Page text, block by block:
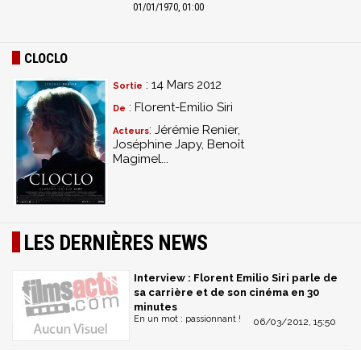
01/01/1970, 01:00
CLOCLO
Sortie : 14 Mars 2012
De : Florent-Emilio Siri
Acteurs: Jérémie Renier,
Joséphine Japy, Benoît
Magimel...
LES DERNIÈRES NEWS
Interview : Florent Emilio Siri parle de
sa carrière et de son cinéma en 30
minutes
06/03/2012, 15:50
En un mot : passionnant !